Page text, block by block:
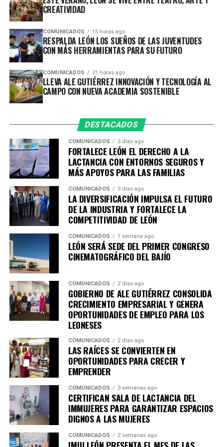
las y los participantes podrán formarse, experimentar y
desarrollar proyectos relacionados con las necesidades y
oportunidades que existen en la zona rural.
Entre los temas de formación se encuentran la
producción de bioinsumos y fertilización orgánica,
sistemas de hidroponía y acuaponía, energías
renovables, biodigestores, transformación
agroindustrial, comercialización y acceso a mercados.
Con estas herramientas, quienes ya cuentan con un
producto, proyecto o emprendimiento podrán
incorporar tecnología, mejorar sus procesos, elevar su
productividad y encontrar nuevas alternativas para
comercializar sus productos, generando beneficios
económicos y sociales para sus comunidades.
Esta nueva sede complementa el trabajo de la primera
Academia de Emprendimiento, enfocada principalmente
en empleabilidad, desarrollo de habilidades para el
trabajo y autoempleo.
Con ello, el Municipio cuenta ahora con dos academias
en operación, mientras que la nueva sede se especializa
en sostenibilidad, innovación, agroindustria y
tecnologías aplicadas al campo, así lo destacó Adriana
Ruiz Pérez, encargada de despacho de la dirección
general de Innovación.
“Está segunda academia tiene ahora una vocación en
innovación y sostenibilidad; la primera abrió sus
puertas hace un año y fue enfocada en fortalecer
habilidades de empleo, autoempleo y
competitividad. Hoy, tiene enfoque y una
especialidad en temas agro, en la industria, en la
biotecnología, en las tecnologías limpias y sobre
todo en la economía circular”, explicó.
CREATIVIDAD
COMUNICADOS 15 horas ago
RESPALDA LEÓN LOS SUEÑOS DE LAS JUVENTUDES
CON MÁS HERRAMIENTAS PARA SU FUTURO
COMUNICADOS 21 horas ago
LLEVA ALE GUTIÉRREZ INNOVACIÓN Y TECNOLOGÍA AL
CAMPO CON NUEVA ACADEMIA SOSTENIBLE
DESTACADOS
COMUNICADOS 3 días ago
FORTALECE LEÓN EL DERECHO A LA
LACTANCIA CON ENTORNOS SEGUROS Y
MÁS APOYOS PARA LAS FAMILIAS
COMUNICADOS 3 días ago
LA DIVERSIFICACIÓN IMPULSA EL FUTURO
DE LA INDUSTRIA Y FORTALECE LA
COMPETITIVIDAD DE LEÓN
COMUNICADOS 1 semana ago
LEÓN SERÁ SEDE DEL PRIMER CONGRESO
CINEMATOGRÁFICO DEL BAJÍO
COMUNICADOS 2 días ago
GOBIERNO DE ALE GUTIÉRREZ CONSOLIDA
CRECIMIENTO EMPRESARIAL Y GENERA
OPORTUNIDADES DE EMPLEO PARA LOS
LEONESES
COMUNICADOS 2 días ago
LAS RAÍCES SE CONVIERTEN EN
OPORTUNIDADES PARA CRECER Y
EMPRENDER
COMUNICADOS 3 semanas ago
CERTIFICAN SALA DE LACTANCIA DEL
IMMUJERES PARA GARANTIZAR ESPACIOS
DIGNOS A LAS MUJERES
COMUNICADOS 2 semanas ago